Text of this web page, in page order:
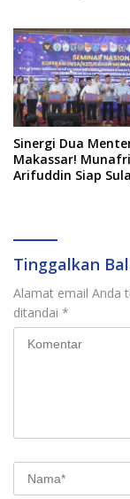
Sinergi Dua
Makassar! Munafri
Arifuddin Siap
Tinggalkan
Alamat email Anda
ditandai *